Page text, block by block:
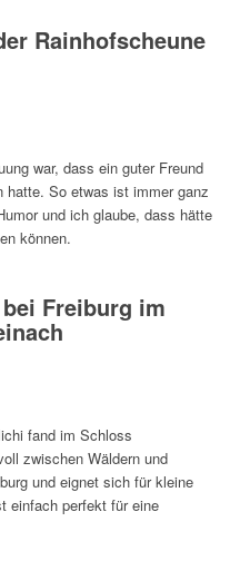
Rainhofscheune
war, dass ein guter Freund
hatte. So etwas ist immer ganz
und ich glaube, dass hätte
können.
Freiburg im
fand im Schloss
zwischen Wäldern und
und eignet sich für kleine
einfach perfekt für eine